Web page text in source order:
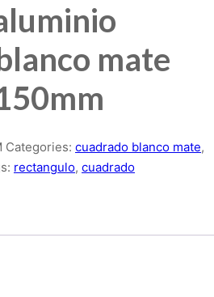
mate
Categories: cuadrado blanco mate,
rectangulo, cuadrado